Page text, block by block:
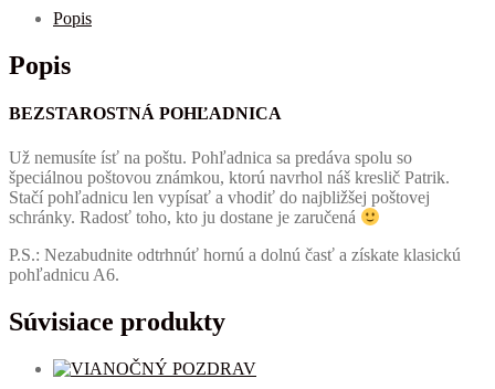
Popis
Popis
BEZSTAROSTNÁ POHĽADNICA
Už nemusíte ísť na poštu. Pohľadnica sa predáva spolu so
špeciálnou poštovou známkou, ktorú navrhol náš kreslič Patrik.
Stačí pohľadnicu len vypísať a vhodiť do najbližšej poštovej
schránky. Radosť toho, kto ju dostane je zaručená
P.S.: Nezabudnite odtrhnúť hornú a dolnú časť a získate klasickú
pohľadnicu A6.
Súvisiace produkty